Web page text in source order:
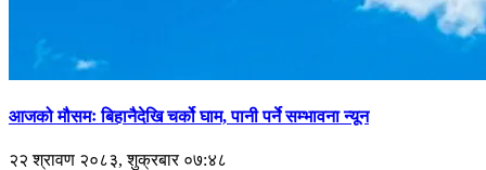
आजको मौसमः बिहानैदेखि चर्को घाम, पानी पर्ने सम्भावना न्यून
२२ श्रावण २०८३, शुक्रबार ०७:४८